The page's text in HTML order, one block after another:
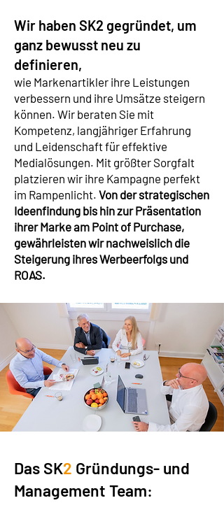
​Wir haben SK2 gegründet, um
ganz bewusst neu zu
definieren,
wie Markenartikler ihre Leistungen
verbessern und ihre Umsätze steigern
können. Wir beraten Sie mit
Kompetenz, langjähriger Erfahrung
und Leidenschaft für effektive
Medialösungen. Mit größter Sorgfalt
platzieren wir ihre Kampagne perfekt
im Rampenlicht. Von der strategischen
Ideenfindung bis hin zur Präsentation
ihrer Marke am Point of Purchase,
gewährleisten wir nachweislich die
Steigerung ihres Werbeerfolgs und
ROAS.
Das SK2 Gründungs- und
Management Team: